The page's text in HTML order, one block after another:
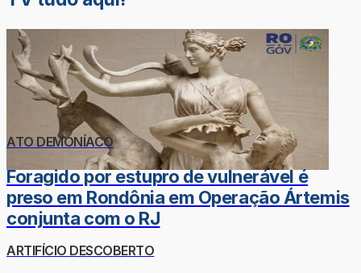
ATO DEMONÍACO
Foragido por estupro de vulnerável é
preso em Rondônia em Operação Ártemis
conjunta com o RJ
ARTIFÍCIO DESCOBERTO